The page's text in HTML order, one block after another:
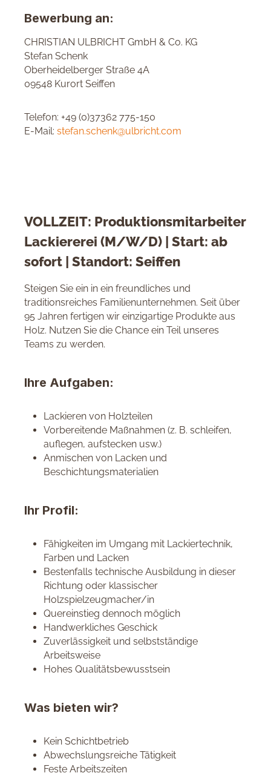
Bewerbung an:
CHRISTIAN ULBRICHT GmbH & Co. KG
Stefan Schenk
Oberheidelberger Straße 4A
09548 Kurort Seiffen
Telefon: +49 (0)37362 775-150
E-Mail: stefan.schenk@ulbricht.com
VOLLZEIT: Produktionsmitarbeiter
Lackiererei (M/W/D) | Start: ab
sofort | Standort: Seiffen
Steigen Sie ein in ein freundliches und
traditionsreiches Familienunternehmen. Seit über
95 Jahren fertigen wir einzigartige Produkte aus
Holz. Nutzen Sie die Chance ein Teil unseres
Teams zu werden.
Ihre Aufgaben:
Lackieren von Holzteilen
Vorbereitende Maßnahmen (z. B. schleifen,
auflegen, aufstecken usw.)
Anmischen von Lacken und
Beschichtungsmaterialien
Ihr Profil:
Fähigkeiten im Umgang mit Lackiertechnik,
Farben und Lacken
Bestenfalls technische Ausbildung in dieser
Richtung oder klassischer
Holzspielzeugmacher/in
Quereinstieg dennoch möglich
Handwerkliches Geschick
Zuverlässigkeit und selbstständige
Arbeitsweise
Hohes Qualitätsbewusstsein
Was bieten wir?
Kein Schichtbetrieb
Abwechslungsreiche Tätigkeit
Feste Arbeitszeiten